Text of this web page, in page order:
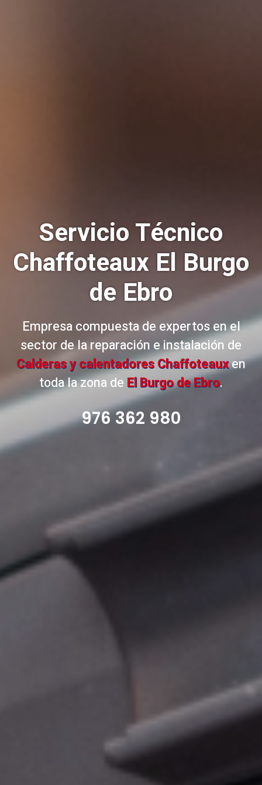
Servicio Técnico
Chaffoteaux El Burgo
de Ebro
Empresa compuesta de expertos en el
sector de la reparación e instalación de
Calderas y calentadores Chaffoteauxen
toda la zona de El Burgo de Ebro.
976 362 980